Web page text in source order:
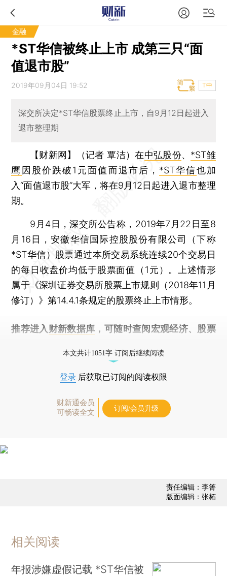
金融
*ST华信被终止上市 成第三只“面
值退市股”
2019年09月04日 19:52 T中
深交所决定*ST华信股票终止上市，自9月12日起进入
退市整理期
【财新网】（记者 覃洁）在中弘股份、 *ST雏
鹰 因股价跌破1元面值而退市后， *ST华信也加
入“面值退市股”大军，将在9月12日起进入退市整理
期。
9月4日，深交所公告称，2019年7月22日至8
月16日，安徽华信国际控股股份有限公司（下称
*ST华信）股票通过本所交易系统连续20个交易日
的每日收盘价均低于股票面值（1元）。上述情形
属于《深圳证券交易所股票上市规则（2018年11月
修订）》第14.4.1条规定的股票终止上市情形。
推荐进入 财新数据库 ，可随时查阅宏观经济、股票
本文共计1051字 订阅后继续阅读
登录 后获取已订阅的阅读权限
财新通会员
可畅读全文
订阅/会员升级
责任编辑：李箐
版面编辑：张柘
相关阅读
年报涉嫌虚假记载 *ST华信被